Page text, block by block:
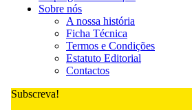
Sobre nós
A nossa história
Ficha Técnica
Termos e Condições
Estatuto Editorial
Contactos
Subscreva!